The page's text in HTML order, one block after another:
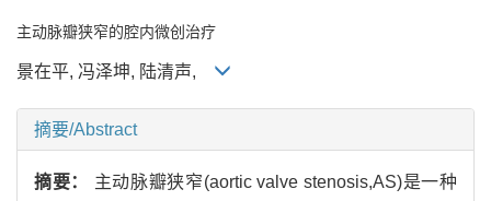
主动脉瓣狭窄的腔内微创治疗
景在平, 冯泽坤, 陆清声,
摘要/Abstract
摘要： 主动脉瓣狭窄(aortic valve stenosis,AS)是一种